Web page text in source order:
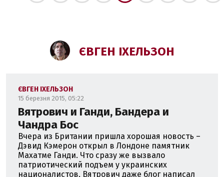
ЄВГЕН ІХЕЛЬЗОН
ЄВГЕН ІХЕЛЬЗОН
15 березня 2015, 05:22
Вятрович и Ганди, Бандера и
Чандра Бос
Вчера из Британии пришла хорошая новость –
Дэвид Кэмерон открыл в Лондоне памятник
Махатме Ганди. Что сразу же вызвало
патриотический подъем у украинских
националистов, Вятрович даже блог написал